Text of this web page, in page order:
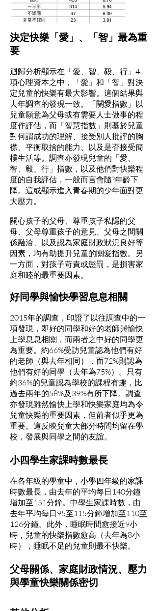
決定快樂「愛」、「智」最為重
要
迴歸分析顯示在「愛、智、毅、行」4
項心理資本之中，「愛」和「智」對決
定兒童的快樂有最大影響。這個結果與
去年調查的發現一致。「關愛指數」以
兒童願意為父母或有需要人士做事的程
度作評估，而「智慧指數」則基於兒童
對何謂成功的理解、接受別人批評的胸
襟、平衡取捨的能力、以及是否接受簡
樸生活等。調查亦發現兒童的「愛、
智、毅、行」指數，以及他們對快樂程
度的自我評估，一般而言會隨?年齡下
降。這或顯示進入青春期的少年面對更
大壓力。
關心孩子的父母、尊重孩子私隱的父
母、父母尊重孩子的意見、父母之間關
係融洽、以及認為家庭財政狀況良好等
因素，均有助提升兒童的關愛指數。另
一方面，對孩子苛責或懲罰，是損害家
庭和睦的最重要因素。
好同學與愉快學習息息相關
2015年的調查，印證了以往調查中的一
項發現，即好的同學和好的老師與愉快
上學息息相關，而兩者之中好的同學更
為重要。約66%受訪兒童認為他們有好
的老師（與去年相同），而72%則認為
他們有好的同學（去年為75%）。只有
約36%的兒童認為學校的課程有趣，比
過去兩年的58%及39%有所下降。調查
亦發現雖然愉快上學和快樂家庭均為令
兒童快樂的重要因素，但前者似乎更為
重要。這反映兒童大部分時間均留在學
校，發展與同學之間的友誼。
小四學生家課時數最長
在各年級的學童中，小學四年級的家課
時數最長，由去年的平均每日140分鐘
增加至151分鐘。中學生家課時數，由
去年平均每日95至115分鐘增加至110至
126分鐘。此外，睡眠時間愈接近9小
時，兒童的快樂指數愈高（去年為8小
時），睡眠不足的兒童則最不快樂。
父母關係、家庭財政情況、壓力
與學童快樂關係密切